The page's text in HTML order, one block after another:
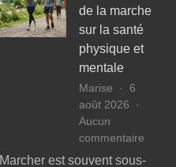
de la marche
sur la santé
physique et
mentale
Marise
6
août 2026
Aucun
commentaire
Marcher est souvent sous-